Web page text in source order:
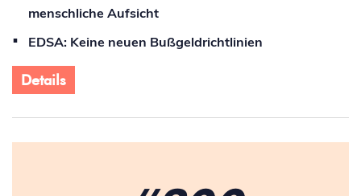
menschliche Aufsicht
EDSA: Keine neuen Bußgeldrichtlinien
Details